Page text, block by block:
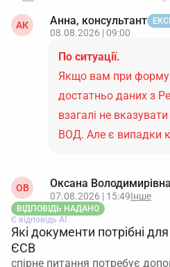
АК Анна, консультант
08.08.2026 | 09:00
По ситуації.
Якщо вам при
достатньо даних з
взагалі не
ВОД. Але є випадки
ОВ Оксана Володимирівна
07.08.2026 | 15:49Інше
ВІДПОВІДЬ НАДАНО
Є відповідь АІ
Які документи потрібні
ЄСВ
спірне питання потребує